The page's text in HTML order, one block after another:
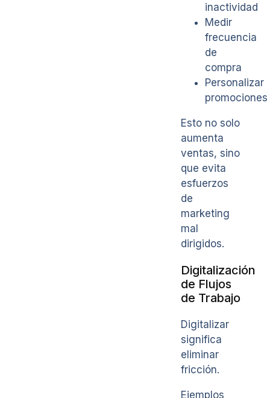
inactividad
Medir
frecuencia
de
compra
Personalizar
promociones
Esto no solo
aumenta
ventas, sino
que evita
esfuerzos
de
marketing
mal
dirigidos.
Digitalización
de Flujos
de Trabajo
Digitalizar
significa
eliminar
fricción.
Ejemplos